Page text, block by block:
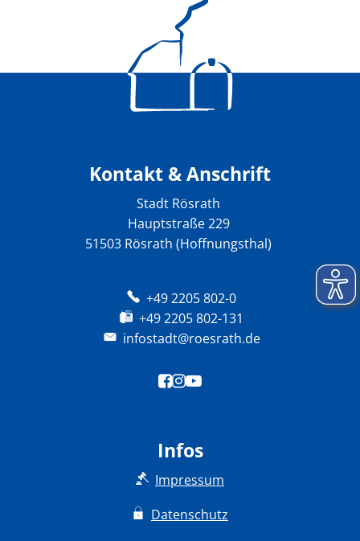
Kontakt & Anschrift
Stadt Rösrath
Hauptstraße 229
51503 Rösrath (Hoffnungsthal)
+49 2205 802-0
+49 2205 802-131
infostadt@roesrath.de
Infos
Impressum
Datenschutz